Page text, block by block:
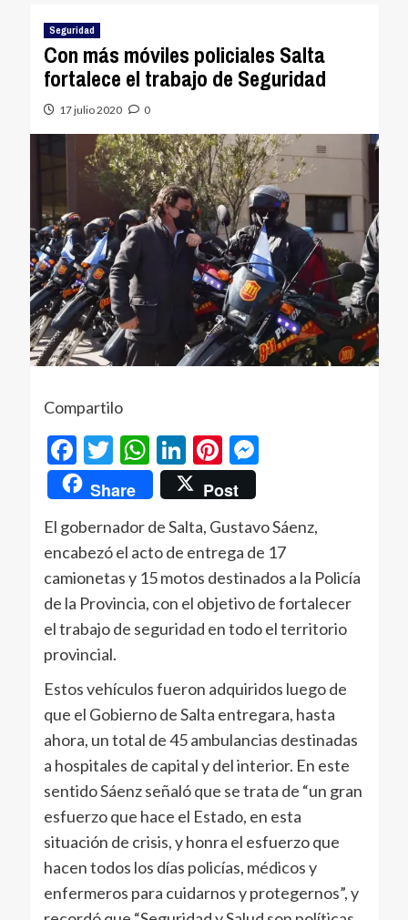
Seguridad
Con más móviles policiales Salta
fortalece el trabajo de Seguridad
17 julio 2020 0
Compartilo
Facebook
Twitter
WhatsApp
LinkedIn
Pinterest
Messenger
Share Post
El gobernador de Salta, Gustavo Sáenz,
encabezó el acto de entrega de 17
camionetas y 15 motos destinados a la Policía
de la Provincia, con el objetivo de fortalecer
el trabajo de seguridad en todo el territorio
provincial.
Estos vehículos fueron adquiridos luego de
que el Gobierno de Salta entregara, hasta
ahora, un total de 45 ambulancias destinadas
a hospitales de capital y del interior. En este
sentido Sáenz señaló que se trata de “un gran
esfuerzo que hace el Estado, en esta
situación de crisis, y honra el esfuerzo que
hacen todos los días policías, médicos y
enfermeros para cuidarnos y protegernos”, y